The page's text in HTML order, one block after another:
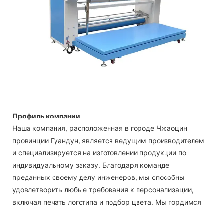
Профиль компании
Наша компания, расположенная в городе Чжаоцин
провинции Гуандун, является ведущим производителем
и специализируется на изготовлении продукции по
индивидуальному заказу. Благодаря команде
преданных своему делу инженеров, мы способны
удовлетворить любые требования к персонализации,
включая печать логотипа и подбор цвета. Мы гордимся